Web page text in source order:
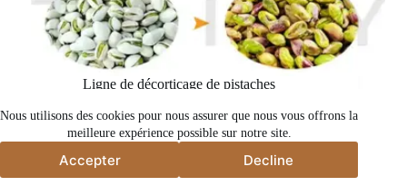
Nous utilisons des cookies pour nous assurer que nous vous offrons la
meilleure expérience possible sur notre site.
Accepter Decline
Ligne de décorticage de pistaches
Accepter